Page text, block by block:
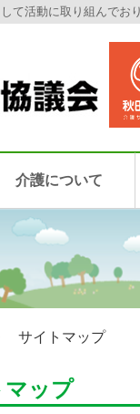
て活動に取り組んでおり
介護について
イトマップ
ップ